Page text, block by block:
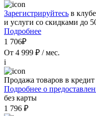
Зарегистрируйтесь в
и услуги со скидками до
Подробнее
1 706₽
От 4 999 ₽ / мес.
i
Продажа товаров в
Подробнее о
без карты
1 796 ₽